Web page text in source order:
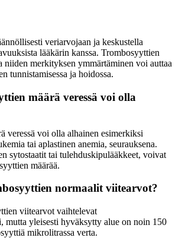
veriarvojaan ja keskustella
lääkärin kanssa. Trombosyyttien
niiden merkityksen ymmärtäminen voi auttaa
tunnistamisessa ja hoidossa.
määrä veressä voi olla
veressä voi olla alhainen esimerkiksi
tai aplastinen anemia, seurauksena.
sytostaatit tai tulehduskipulääkkeet, voivat
määrää.
normaalit viitearvot?
viitearvot vaihtelevat
mutta yleisesti hyväksytty alue on noin 150
mikrolitrassa verta.